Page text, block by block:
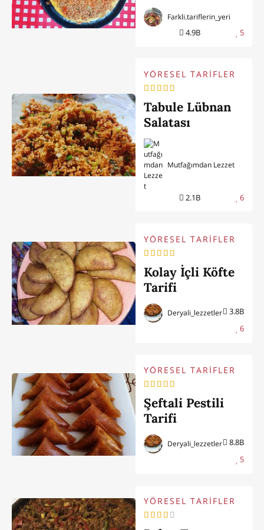
4.9B 5
Farkli.tariflerin_yeri
YÖRESEL TARİFLER
Tabule Lübnan
Salatası
2.1B 6
Mutfağımdan Lezzet
YÖRESEL TARİFLER
Kolay İçli Köfte
Tarifi
(Kızartarak)
3.8B
6
Deryali_lezzetler
YÖRESEL TARİFLER
Şeftali Pestili
Tarifi
8.8B
5
Deryali_lezzetler
YÖRESEL TARİFLER